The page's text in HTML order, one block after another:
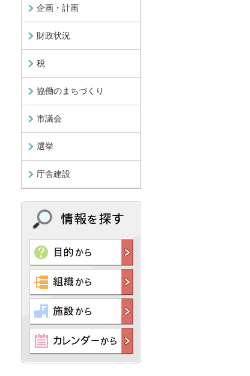
企画・計画
財政状況
税
協働のまちづくり
市議会
選挙
庁舎建設